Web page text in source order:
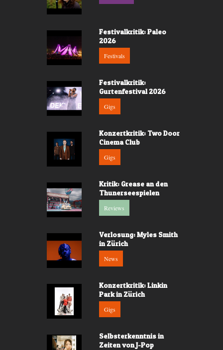
Festivalkritik: Paleo
2026
Festivals
Festivalkritik:
Gurtenfestival 2026
Gigs
Konzertkritik: Two Door
Cinema Club
Gigs
Kritik: Grease an den
Thunerseespielen
Reviews
Verlosung: Myles Smith
in Zürich
News
Konzertkritik: Linkin
Park in Zürich
Gigs
Selbsterkenntnis in
Zeiten von J-Pop